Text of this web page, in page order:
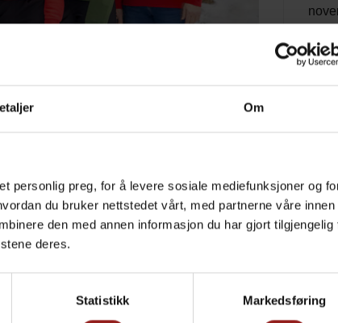
Om
personlig preg, for å levere sosiale mediefunksjoner og
du bruker nettstedet vårt, med partnerne våre innen
den med annen informasjon du har gjort tilgjengelig
deres.
Statistikk Markedsføring
i året som gikk.
nye året som vi ser frem til å dele med